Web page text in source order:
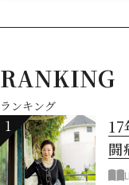
RANKING
ランキング
1
闘
ん